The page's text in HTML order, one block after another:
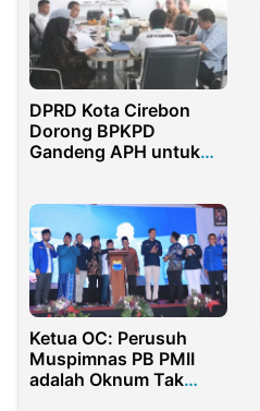
DPRD Kota Cirebon
Dorong BPKPD
Gandeng APH untuk
Ketua OC: Perusuh
Muspimnas PB PMII
adalah Oknum Tak